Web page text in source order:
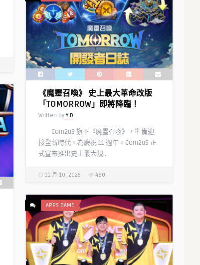
《魔靈召喚》 史上最大革命改版
「TOMORROW」即將降臨！
Written by Y D
Com2uS 旗下《魔靈召喚》，準備迎
接全新時代。為慶祝 11 週年，Com2uS 正
式宣布推出史上最大規 ..
11 月 10, 2025 460
APPS GAME